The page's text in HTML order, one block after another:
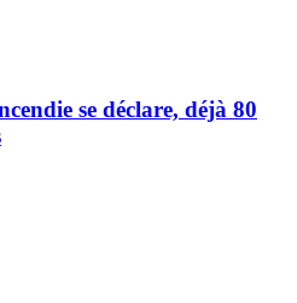
se déclare, déjà 80